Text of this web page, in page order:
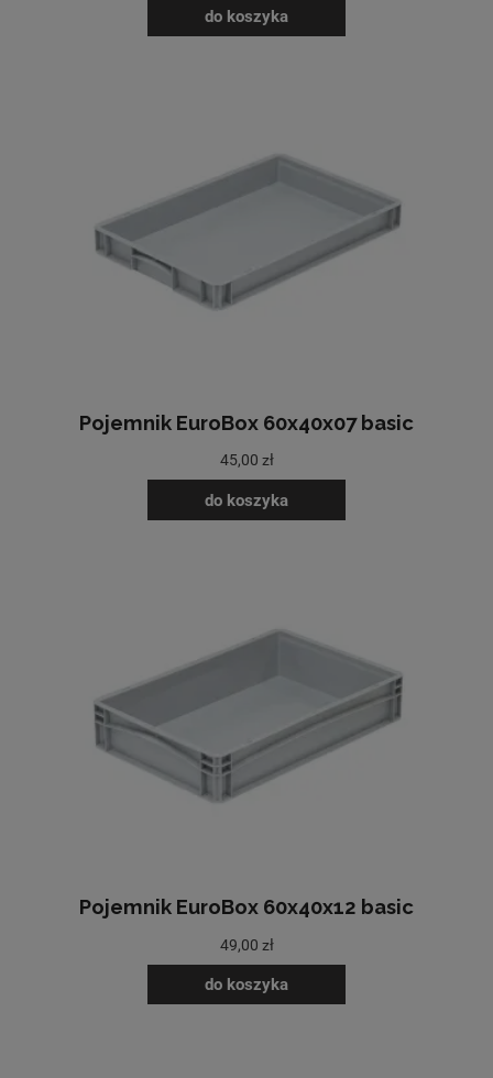
do koszyka
Pojemnik EuroBox 60x40x07 basic
45,00 zł
do koszyka
Pojemnik EuroBox 60x40x12 basic
49,00 zł
do koszyka